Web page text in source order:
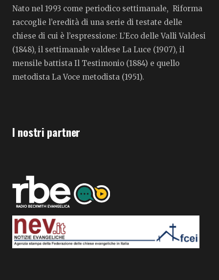
Nato nel 1993 come periodico settimanale, Riforma
raccoglie l’eredità di una serie di testate delle
chiese di cui è l’espressione: L’Eco delle Valli Valdesi
(1848), il settimanale valdese La Luce (1907), il
mensile battista Il Testimonio (1884) e quello
metodista La Voce metodista (1951).
I nostri partner